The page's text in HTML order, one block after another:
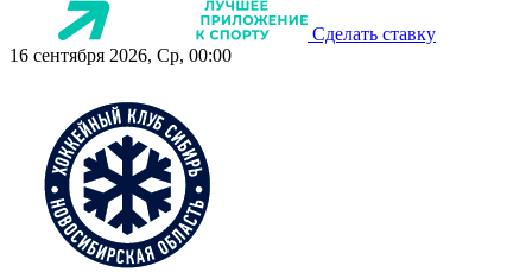
Сделать ставку
16 сентября 2026, Ср, 00:00